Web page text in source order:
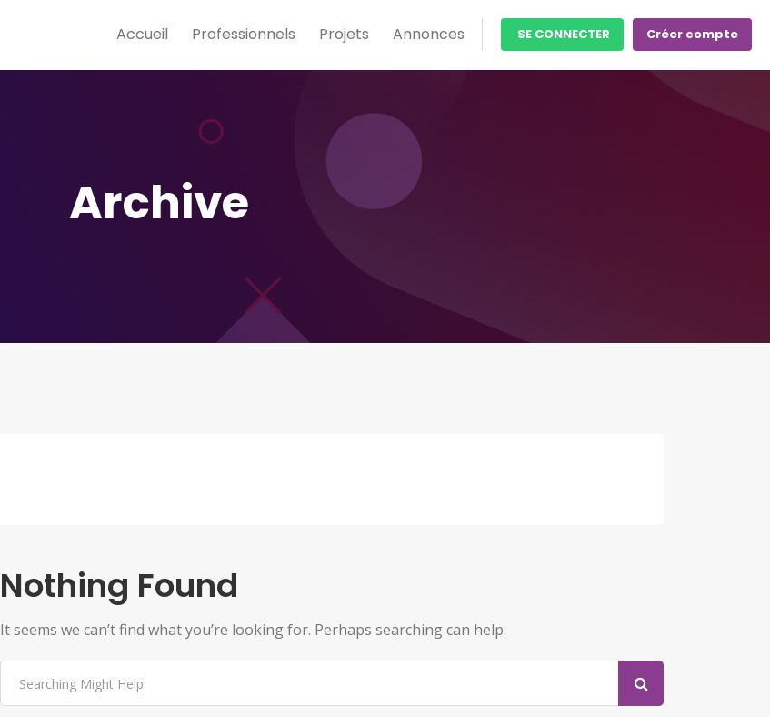
Accueil Professionnels Projets Annonces SE CONNECTER Créer compte
Archive
Nothing Found
It seems we can’t find what you’re looking for. Perhaps searching can help.